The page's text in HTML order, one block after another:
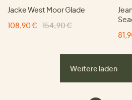
Jacke West Moor Glade
108,90 €
154,90 €
Weitere laden